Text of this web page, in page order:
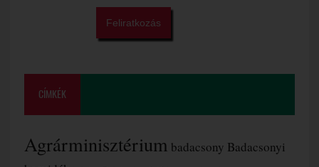
CÍMKÉK
Agrárminisztérium badacsony Badacsonyi